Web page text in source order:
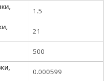
1.5
21
500
0.000599